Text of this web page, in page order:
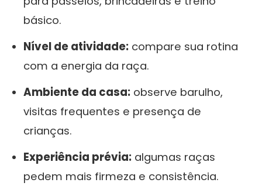
básico.
Nível de atividade: compare sua rotina
com a energia da raça.
Ambiente da casa: observe barulho,
visitas frequentes e presença de
crianças.
Experiência prévia: algumas raças
pedem mais firmeza e consistência.